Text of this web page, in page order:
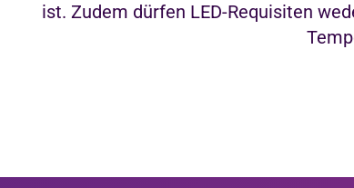
ist. Zudem dürfen LED-Requisiten